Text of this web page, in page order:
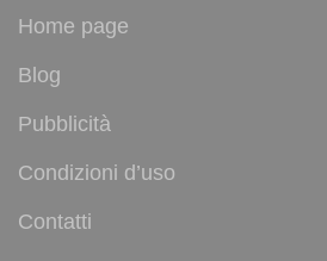
Home page
Blog
Pubblicità
Condizioni d’uso
Contatti